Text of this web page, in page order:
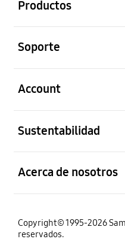
Productos
Soporte
Account
Sustentabilidad
Acerca de nosotros
Copyright© 1995-2026
reservados.